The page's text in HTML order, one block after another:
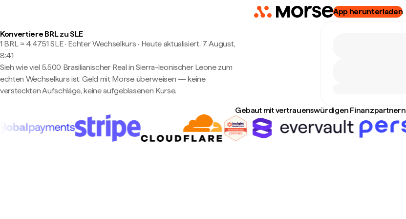
App herunterladen
Konvertiere BRL zu SLE
1 BRL ≈ 4,4751 SLE · Echter Wechselkurs · Heute aktualisiert, 7. August,
8:41
Sieh wie viel 5.500 Brasilianischer Real in Sierra-leonischer Leone zum
echten Wechselkurs ist. Geld mit Morse überweisen — keine
versteckten Aufschläge, keine aufgeblasenen Kurse.
Gebaut mit vertrauenswürdigen Finanzpartnern